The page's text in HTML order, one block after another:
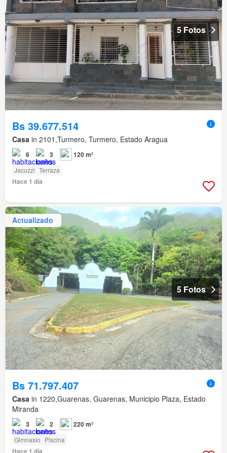
5 Fotos
Bs 39.677.514
Casa in 2101,Turmero, Turmero, Estado Aragua
6 3 120 m²
Jacuzzi Terraza
Hace 1 día
Actualizado
5 Fotos
Bs 71.797.407
Casa in 1220,Guarenas, Guarenas, Municipio Plaza, Estado
Miranda
3 2 220 m²
Gimnasio Piscina
Hace 1 día